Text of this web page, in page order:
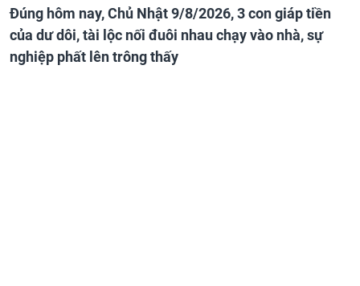
Đúng hôm nay, Chủ Nhật 9/8/2026, 3 con giáp tiền
của dư dôi, tài lộc nối đuôi nhau chạy vào nhà, sự
nghiệp phất lên trông thấy